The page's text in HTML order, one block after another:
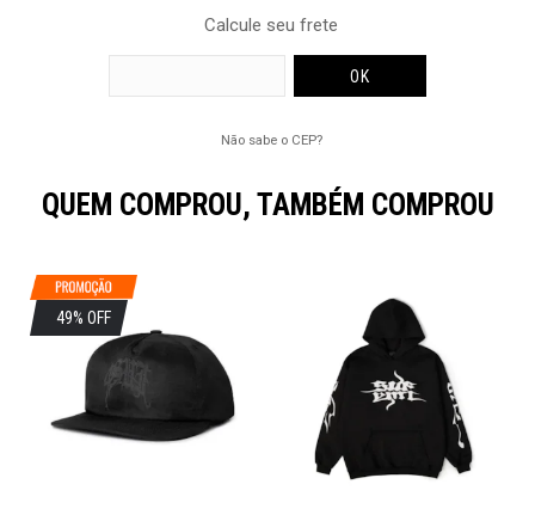
Calcule seu frete
Não sabe o CEP?
QUEM COMPROU, TAMBÉM COMPROU
49% OFF